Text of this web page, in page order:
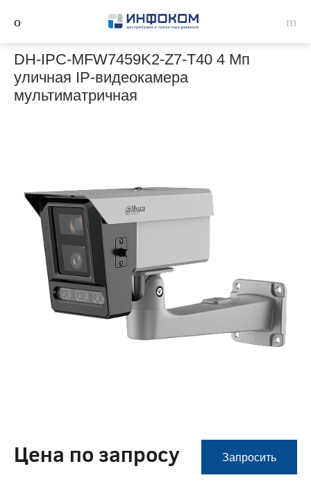
DH-IPC-MFW7459K2-Z7-T40 4 Мп
уличная IP-видеокамера
мультиматричная
Цена по запросу Запросить